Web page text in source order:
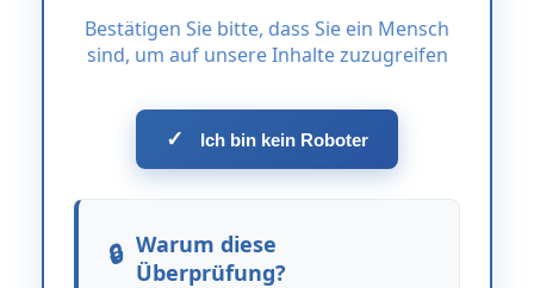
Bestätigen Sie bitte, dass Sie ein Mensch
sind, um auf unsere Inhalte zuzugreifen
✓ Ich bin kein Roboter
Warum diese
Überprüfung?